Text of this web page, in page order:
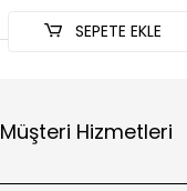
SEPETE EKLE
Müşteri Hizmetleri